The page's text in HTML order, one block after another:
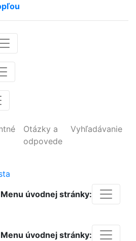
Otázky a
odpovede
Vyhľadávanie
Menu úvodnej stránky:
Menu úvodnej stránky: